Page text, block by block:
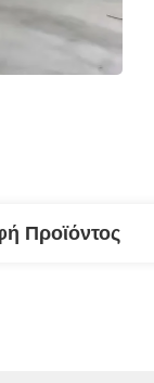
Προϊόντος